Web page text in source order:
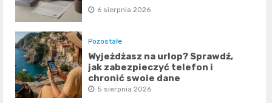
6 sierpnia 2026
Pozostałe
Wyjeżdżasz na urlop? Sprawdź,
jak zabezpieczyć telefon i
chronić swoje dane
5 sierpnia 2026